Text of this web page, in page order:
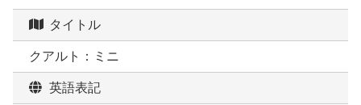
タイトル
クアルト：ミニ
英語表記